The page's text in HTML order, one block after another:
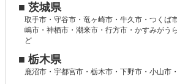
■ 茨城県
取手市・守谷市・竜ヶ崎市・牛久市・つくば
嶋市・神栖市・潮来市・行方市・かすみがう
ど
■ 栃木県
鹿沼市・宇都宮市・栃木市・下野市・小山市